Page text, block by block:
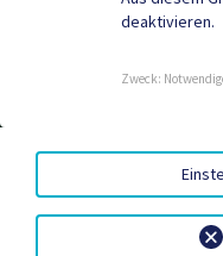
Tourismus
EED III AMTSSIGNATUR
DATENSCHUTZ|
deaktivieren.
Zweck: